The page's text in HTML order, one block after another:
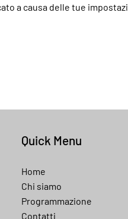
a causa delle tue
Quick Menu
Home
Chi siamo
Programmazione
Contatti